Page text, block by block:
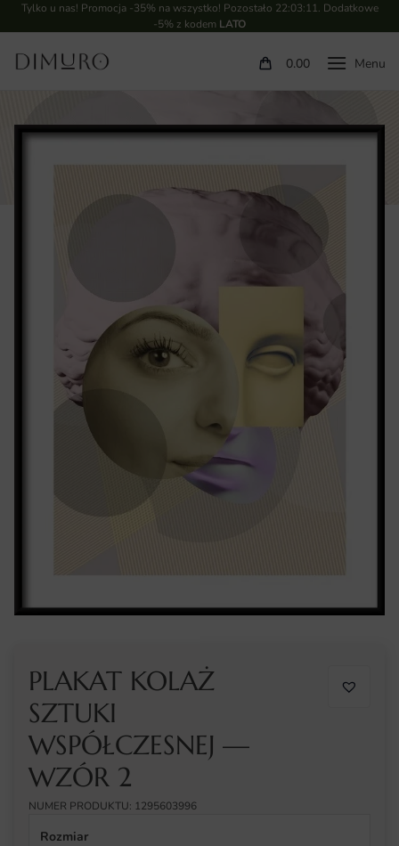
Tylko u nas! Promocja -35% na wszystko! Pozostało 22:03:11. Dodatkowe
-5% z kodem LATO
0.00
PLAKAT KOLAŻ
SZTUKI
WSPÓŁCZESNEJ —
WZÓR 2
NUMER PRODUKTU: 1295603996
Rozmiar